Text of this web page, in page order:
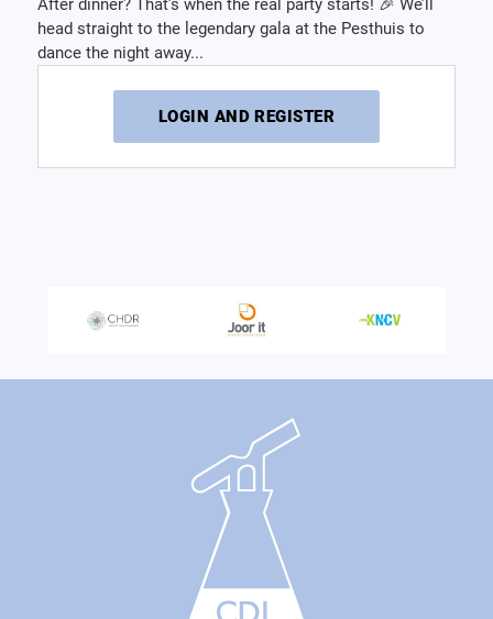
After dinner? That’s when the real party starts! 🎉 We’ll
head straight to the legendary gala at the Pesthuis to
dance the night away...
LOGIN AND REGISTER